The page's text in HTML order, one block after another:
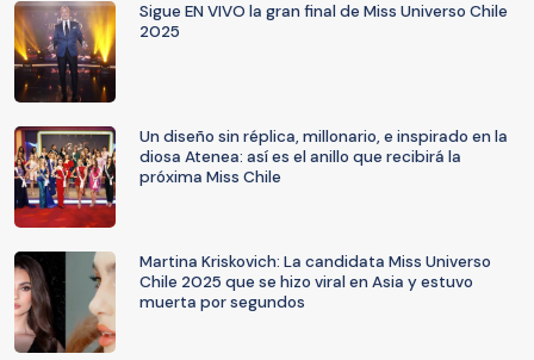
Sigue EN VIVO la gran final de Miss Universo Chile
2025
Un diseño sin réplica, millonario, e inspirado en la
diosa Atenea: así es el anillo que recibirá la
próxima Miss Chile
Martina Kriskovich: La candidata Miss Universo
Chile 2025 que se hizo viral en Asia y estuvo
muerta por segundos